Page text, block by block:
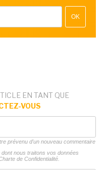
OK
EN TANT QUE
VOUS
prévenu d'un nouveau commentaire
nous traitons vos données
de Confidentialité.